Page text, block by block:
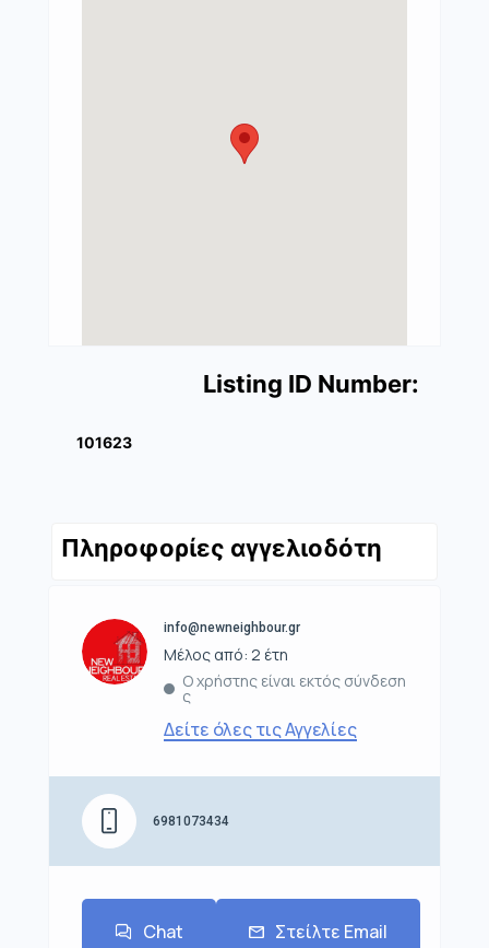
Listing ID Number:
101623
Πληροφορίες αγγελιοδότη
info@newneighbour.gr
Μέλος από: 2 έτη
Ο χρήστης είναι εκτός σύνδεση
ς
Δείτε όλες τις Αγγελίες
6981073434
Chat Στείλτε Email